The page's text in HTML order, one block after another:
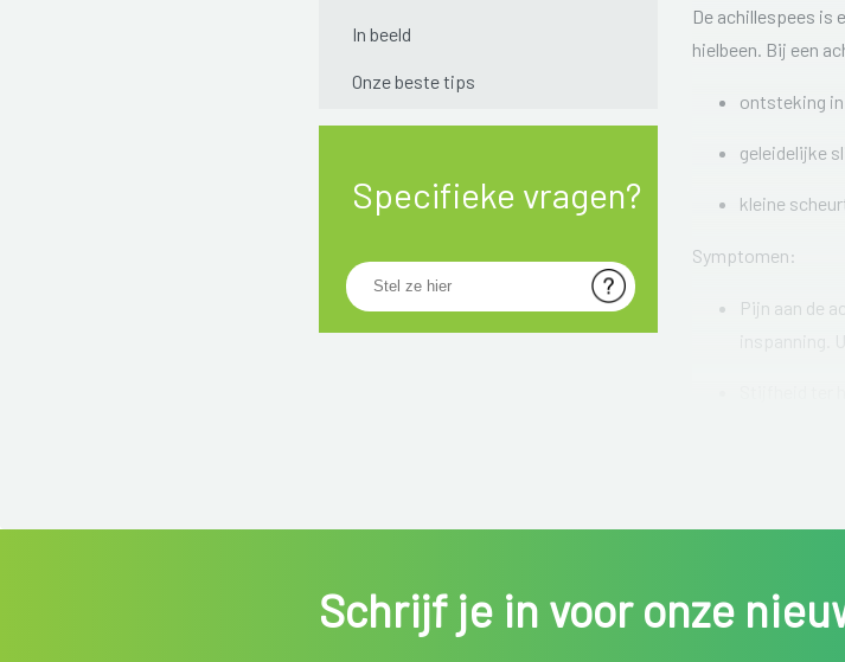
In beeld
Onze beste tips
Specifieke vragen?
De achillespees is
hielbeen. Bij een
ontsteking
geleidelijke
kleine
Symptomen:
Pijn aan de
Schrijf je in voor onze